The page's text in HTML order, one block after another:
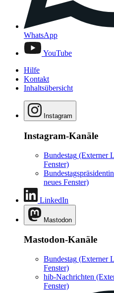
WhatsApp
YouTube
Hilfe
Kontakt
Inhaltsübersicht
Instagram
Instagram-Kanäle
Bundestag (Externer
Fenster)
Bundestagspräsidentin
neues Fenster)
LinkedIn
Mastodon
Mastodon-Kanäle
Bundestag (Externer
Fenster)
hib-Nachrichten
Fenster)